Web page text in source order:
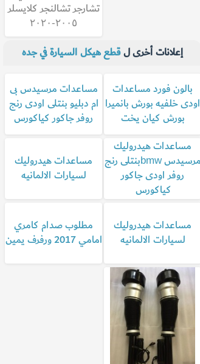
تشارجر تشالنجر كلايسلر
٢٠٠٥-٢٠٢٠
إعلانات أخرى لقطع هيكل السيارة في جده
بالون فورد مساعدات
اودى خلفيه بورش بانميرا
بورش كيان يخت
مساعدات هيدروليك
مرسيدس bmwبنتلى رنج
روفر اودى جاكور
كياكورس
مساعدات هيدروليك
لسيارات الالمانيه
مساعدات مرسيدس بى
ام دبليو بنتلى اودى رنج
روفر جاكور كياكورس
مساعدات هيدروليك
لسيارات الالمانيه
مطلوب صدام كامري
امامي 2017 ورفرف يمين